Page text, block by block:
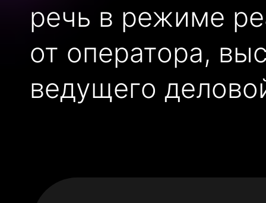
речь в режиме
от оператора,
ведущего